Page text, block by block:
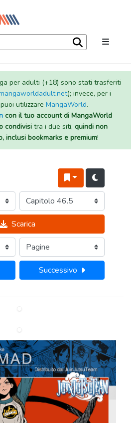
per adulti (+18) sono stati trasferiti
); invece, per i
utilizzare MangaWorld.
con il tuo account di MangaWorld
condivisi tra i due siti, quindi non
inclusi bookmarks e premium!
Scarica
Successivo